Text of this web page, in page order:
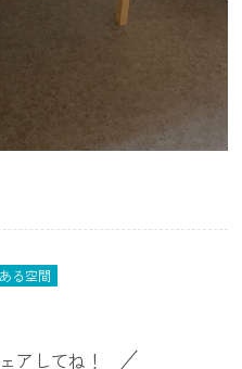
る空間
アしてね！